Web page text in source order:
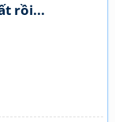
rồi...